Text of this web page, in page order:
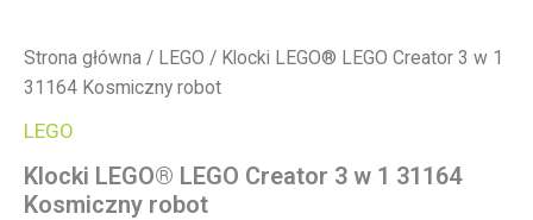
Strona główna / LEGO / Klocki LEGO® LEGO Creator 3 w 1
31164 Kosmiczny robot
LEGO
Klocki LEGO® LEGO Creator 3 w 1 31164
Kosmiczny robot